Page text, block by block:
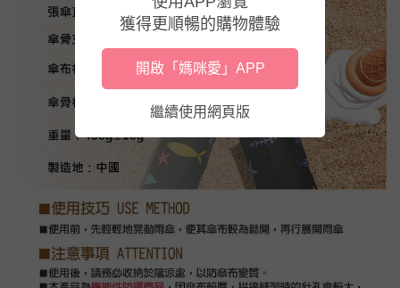
獲得更順暢的購物體驗
開啟「媽咪愛」APP
繼續使用網頁版